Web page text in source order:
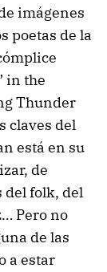
imágenes
poetas de la
in the
Thunder
claves del
está en su
de
del folk, del
Pero no
de las
a estar